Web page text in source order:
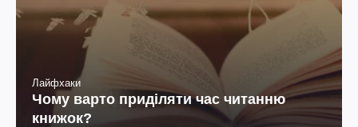
Лайфхаки
Чому варто приділяти час читанню
книжок?